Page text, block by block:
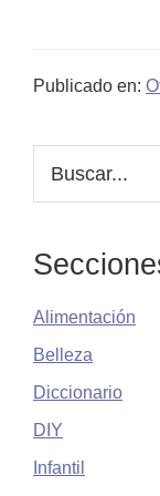
Publicado en:
Barra
lateral
Alimentación
Belleza
Diccionario
DIY
Infantil